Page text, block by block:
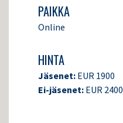
PAIKKA
Online
HINTA
Jäsenet: EUR 1900
Ei-jäsenet: EUR 2400